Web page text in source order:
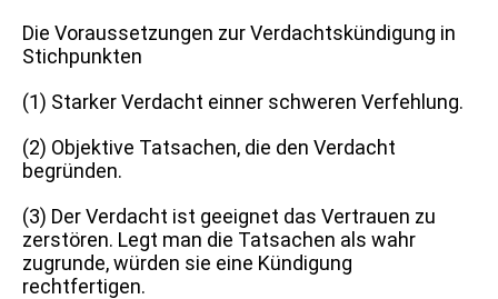
Die Voraussetzungen zur Verdachtskündigung in
Stichpunkten
(1) Starker Verdacht einner schweren Verfehlung.
(2) Objektive Tatsachen, die den Verdacht
begründen.
(3) Der Verdacht ist geeignet das Vertrauen zu
zerstören. Legt man die Tatsachen als wahr
zugrunde, würden sie eine Kündigung
rechtfertigen.